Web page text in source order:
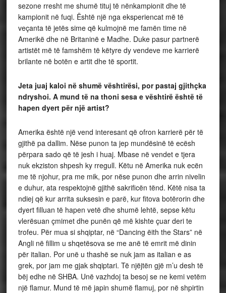
sezone rresht me shumë tituj të nënkampionit dhe të
kampionit në fuqi. Është një nga eksperiencat më të
veçanta të jetës sime që kulmojnë me famën time në
Amerikë dhe në Britaninë e Madhe. Duke pasur partnerë
artistët më të famshëm të këtyre dy vendeve me karrierë
brilante në botën e artit dhe të sportit.
Jeta juaj kaloi në shumë vështirësi, por pastaj gjithçka
ndryshoi. A mund të na thoni sesa e vështirë është të
hapen dyert për një artist?
Amerika është një vend interesant që ofron karrierë për të
gjithë pa dallim. Nëse punon ta jep mundësinë të ecësh
përpara sado që të jesh i huaj. Mbase në vendet e tjera
nuk ekziston shpesh ky rregull. Këtu në Amerika nuk ecën
me të njohur, pra me mik, por nëse punon dhe arrin nivelin
e duhur, ata respektojnë gjithë sakrificën tënd. Këtë nisa ta
ndiej që kur arrita suksesin e parë, kur fitova botërorin dhe
dyert filluan të hapen vetë dhe shumë lehtë, sepse këtu
vlerësuan çmimet dhe punën që më kishte çuar deri te
trofeu. Për mua si shqiptar, në “Dancing ëith the Stars” në
Angli në fillim u shqetësova se me anë të emrit më dinin
për italian. Por unë u thashë se nuk jam as italian e as
grek, por jam me gjak shqiptari. Të njëjtën gjë m’u desh të
bëj edhe në SHBA. Unë vazhdoj ta besoj se ne kemi vetëm
një flamur. Mund të më japin shumë flamuj, por në shpirtin